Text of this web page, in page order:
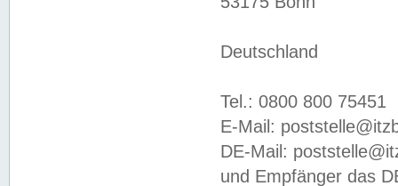
Deutschland
Tel.: 0800 800 75451
E-Mail:
DE-Mail:
und Empfänger das